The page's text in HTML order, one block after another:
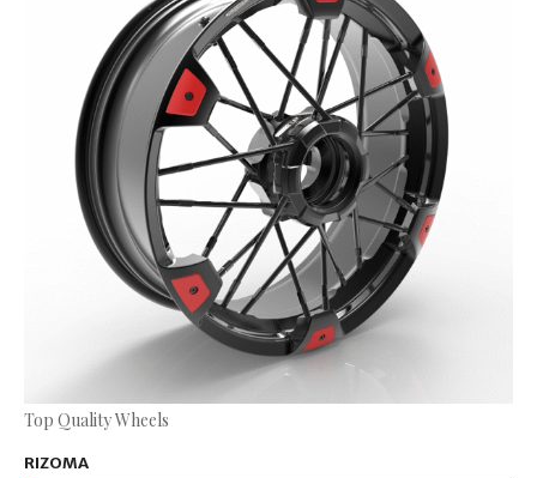
Top Quality Wheels
RIZOMA